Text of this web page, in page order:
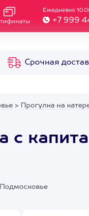
Ежедневно
+7 999
Срочная
> Прогулка на
с